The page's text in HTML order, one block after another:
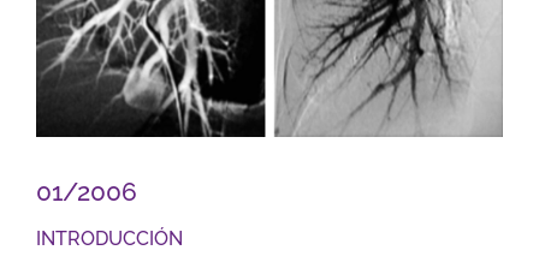
01/2006
INTRODUCCIÓN